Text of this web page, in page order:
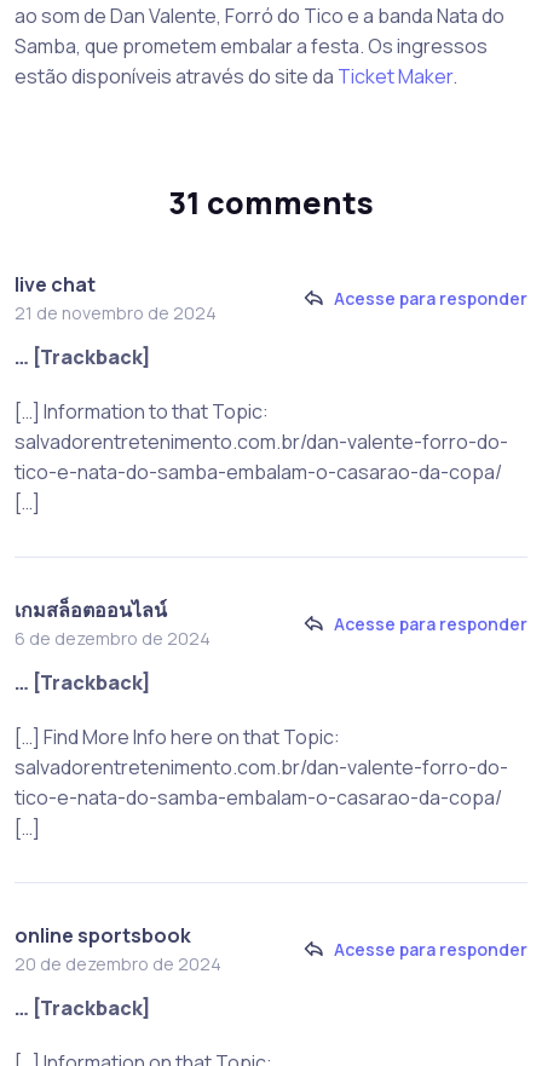
ao som de Dan Valente, Forró do Tico e a banda Nata do
Samba, que prometem embalar a festa. Os ingressos
estão disponíveis através do site da Ticket Maker.
31 comments
live chat
21 de novembro de 2024
Acesse para responder
… [Trackback]
[…] Information to that Topic:
salvadorentretenimento.com.br/dan-valente-forro-do-
tico-e-nata-do-samba-embalam-o-casarao-da-copa/
[…]
เกมสล็อตออนไลน์
6 de dezembro de 2024
Acesse para responder
… [Trackback]
[…] Find More Info here on that Topic:
salvadorentretenimento.com.br/dan-valente-forro-do-
tico-e-nata-do-samba-embalam-o-casarao-da-copa/
[…]
online sportsbook
20 de dezembro de 2024
Acesse para responder
… [Trackback]